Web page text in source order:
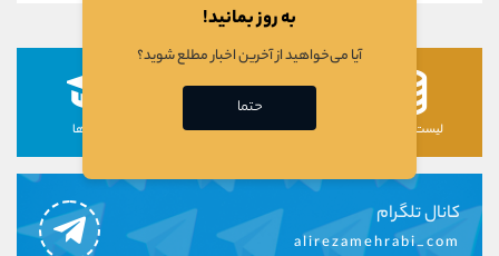
لیست رمزارزها لیست سهام ها دوره ها
کانال تلگرام
alirezamehrabi_com
به روز بمانید!
آیا می‌خواهید از آخرین اخبار مطلع شوید؟
حتما